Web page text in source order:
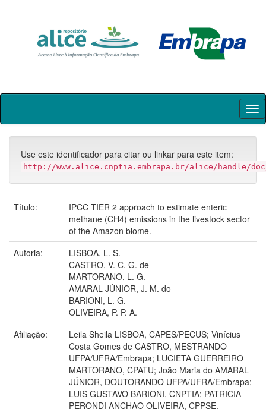
Skip
Use este identificador para citar ou linkar para este item:
http://www.alice.cnptia.embrapa.br/alice/handle/doc/
Título:
IPCC TIER 2 approach to estimate enteric
methane (CH4) emissions in the livestock sector
of the Amazon biome.
Autoria:
LISBOA, L. S.
CASTRO, V. C. G. de
MARTORANO, L. G.
AMARAL JÚNIOR, J. M. do
BARIONI, L. G.
OLIVEIRA, P. P. A.
Afiliação:
Leila Sheila LISBOA, CAPES/PECUS; Vinícius
Costa Gomes de CASTRO, MESTRANDO
UFPA/UFRA/Embrapa; LUCIETA GUERREIRO
MARTORANO, CPATU; João Maria do AMARAL
JÚNIOR, DOUTORANDO UFPA/UFRA/Embrapa;
LUIS GUSTAVO BARIONI, CNPTIA; PATRICIA
PERONDI ANCHAO OLIVEIRA, CPPSE.